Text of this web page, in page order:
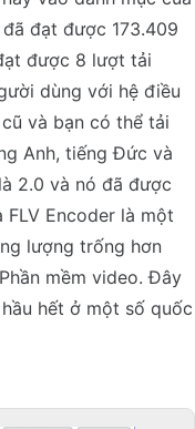
đạt được 173.409
được 8 lượt tải
dùng với hệ điều
và bạn có thể tải
Anh, tiếng Đức và
2.0 và nó đã được
Encoder là một
lượng trống hơn
mềm video. Đây
hết ở một số quốc